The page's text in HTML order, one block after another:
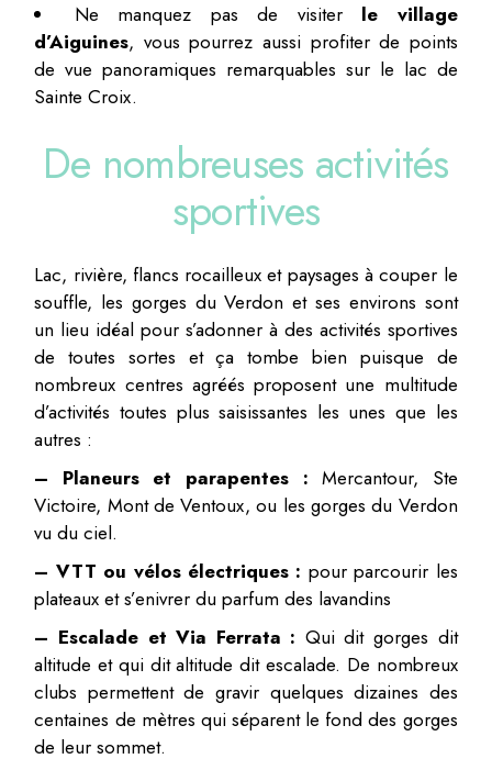
Ne manquez pas de visiter le village
d’Aiguines, vous pourrez aussi profiter de points
de vue panoramiques remarquables sur le lac de
Sainte Croix.
De nombreuses activités
sportives
Lac, rivière, flancs rocailleux et paysages à couper le
souffle, les gorges du Verdon et ses environs sont
un lieu idéal pour s’adonner à des activités sportives
de toutes sortes et ça tombe bien puisque de
nombreux centres agréés proposent une multitude
d’activités toutes plus saisissantes les unes que les
autres :
– Planeurs et parapentes : Mercantour, Ste
Victoire, Mont de Ventoux, ou les gorges du Verdon
vu du ciel.
– VTT ou vélos électriques : pour parcourir les
plateaux et s’enivrer du parfum des lavandins
– Escalade et Via Ferrata : Qui dit gorges dit
altitude et qui dit altitude dit escalade. De nombreux
clubs permettent de gravir quelques dizaines des
centaines de mètres qui séparent le fond des gorges
de leur sommet.